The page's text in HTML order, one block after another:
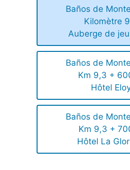
Baños de
Kilomètre
Auberge de
Baños de
Km 9,3 +
Hôtel
Baños de
Km 9,3 +
Hôtel La